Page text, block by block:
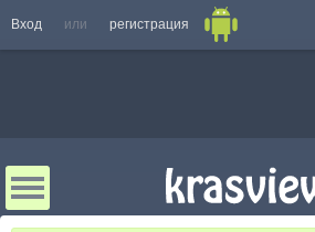
Вход или регистрация